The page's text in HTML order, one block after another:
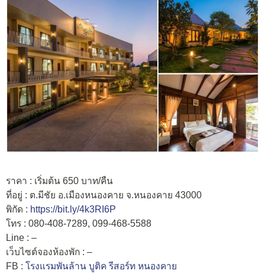
ราคา : เริ่มต้น 650 บาท/คืน
ที่อยู่ : ต.มีชัย อ.เมืองหนองคาย จ.หนองคาย 43000
พิกัด : https://bit.ly/4k3RI6P
โทร : 080-408-7289, 099-468-5588
Line : –
เว็บไซต์จองห้องพัก : –
FB : โรงแรมพันล้าน บูติค รีสอร์ท หนองคาย